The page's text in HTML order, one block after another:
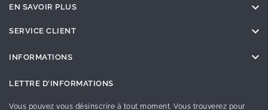
EN SAVOIR PLUS 
SERVICE CLIENT 
INFORMATIONS 
LETTRE D'INFORMATIONS
Vous pouvez vous désinscrire à tout moment. Vous trouverez pour